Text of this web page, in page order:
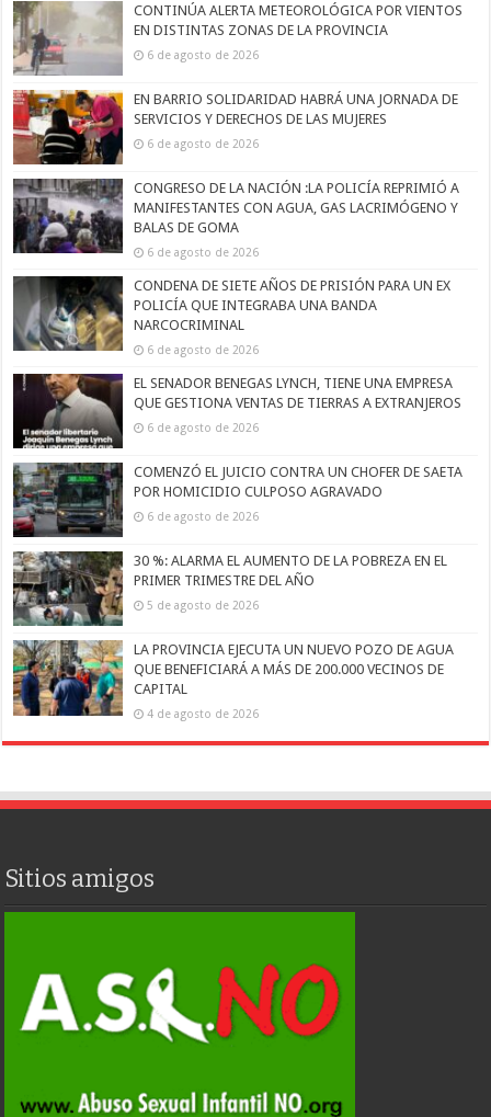
CONTINÚA ALERTA METEOROLÓGICA POR VIENTOS
EN DISTINTAS ZONAS DE LA PROVINCIA
6 de agosto de 2026
EN BARRIO SOLIDARIDAD HABRÁ UNA JORNADA DE
SERVICIOS Y DERECHOS DE LAS MUJERES
6 de agosto de 2026
CONGRESO DE LA NACIÓN :LA POLICÍA REPRIMIÓ A
MANIFESTANTES CON AGUA, GAS LACRIMÓGENO Y
BALAS DE GOMA
6 de agosto de 2026
CONDENA DE SIETE AÑOS DE PRISIÓN PARA UN EX
POLICÍA QUE INTEGRABA UNA BANDA
NARCOCRIMINAL
6 de agosto de 2026
EL SENADOR BENEGAS LYNCH, TIENE UNA EMPRESA
QUE GESTIONA VENTAS DE TIERRAS A EXTRANJEROS
6 de agosto de 2026
COMENZÓ EL JUICIO CONTRA UN CHOFER DE SAETA
POR HOMICIDIO CULPOSO AGRAVADO
6 de agosto de 2026
30 %: ALARMA EL AUMENTO DE LA POBREZA EN EL
PRIMER TRIMESTRE DEL AÑO
5 de agosto de 2026
LA PROVINCIA EJECUTA UN NUEVO POZO DE AGUA
QUE BENEFICIARÁ A MÁS DE 200.000 VECINOS DE
CAPITAL
4 de agosto de 2026
Sitios amigos